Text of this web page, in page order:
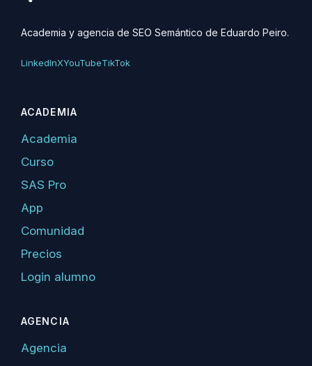
Academia y agencia de SEO Semántico de Eduardo Peiro.
LinkedInXYouTubeTikTok
ACADEMIA
Academia
Curso
SAS Pro
App
Comunidad
Precios
Login alumno
AGENCIA
Agencia